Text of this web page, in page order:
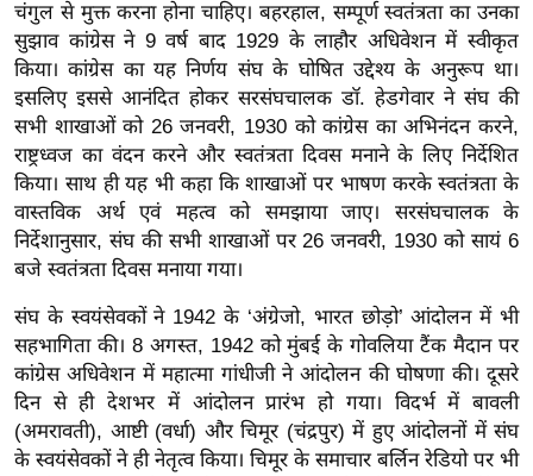
फि
ल्म
स
मी
क्षा
B
r
e
a
k
i
n
g
N
e
चंगुल से मुक्त करना होना चाहिए। बहरहाल, सम्पूर्ण स्वतंत्रता का उनका
सुझाव कांग्रेस ने 9 वर्ष बाद 1929 के लाहौर अधिवेशन में स्वीकृत
किया। कांग्रेस का यह निर्णय संघ के घोषित उद्देश्य के अनुरूप था।
इसलिए इससे आनंदित होकर सरसंघचालक डॉ. हेडगेवार ने संघ की
सभी शाखाओं को 26 जनवरी, 1930 को कांग्रेस का अभिनंदन करने,
राष्ट्रध्वज का वंदन करने और स्वतंत्रता दिवस मनाने के लिए निर्देशित
किया। साथ ही यह भी कहा कि शाखाओं पर भाषण करके स्वतंत्रता के
वास्तविक अर्थ एवं महत्व को समझाया जाए। सरसंघचालक के
निर्देशानुसार, संघ की सभी शाखाओं पर 26 जनवरी, 1930 को सायं 6
बजे स्वतंत्रता दिवस मनाया गया।
संघ के स्वयंसेवकों ने 1942 के ‘अंग्रेजो, भारत छोड़ो’ आंदोलन में भी
सहभागिता की। 8 अगस्त, 1942 को मुंबई के गोवलिया टैंक मैदान पर
कांग्रेस अधिवेशन में महात्मा गांधीजी ने आंदोलन की घोषणा की। दूसरे
दिन से ही देशभर में आंदोलन प्रारंभ हो गया। विदर्भ में बावली
(अमरावती), आष्टी (वर्धा) और चिमूर (चंद्रपुर) में हुए आंदोलनों में संघ
के स्वयंसेवकों ने ही नेतृत्व किया। चिमूर के समाचार बर्लिन रेडियो पर भी